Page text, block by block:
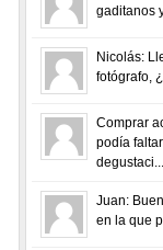
gaditanos
Nicolás:
fotógrafo,
Comprar
podía
degustaci...
Juan:
en la que